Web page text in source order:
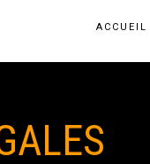
ACCUEIL